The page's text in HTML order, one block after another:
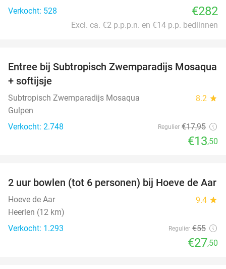
Verkocht: 528
€282
Excl. ca. €2 p.p.p.n. en €14 p.p. bedlinnen
25%
Entree bij Subtropisch Zwemparadijs Mosaqua
+ softijsje
Subtropisch Zwemparadijs Mosaqua 8.2 star
Gulpen
Verkocht: 2.748
Regulier €17,95
€13,50
50%
2 uur bowlen (tot 6 personen) bij Hoeve de Aar
Hoeve de Aar 9.4 star
Heerlen (12 km)
Verkocht: 1.293
Regulier €55
€27,50